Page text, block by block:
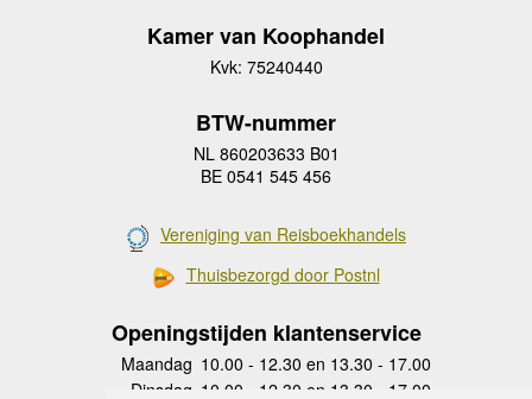
Kamer van Koophandel
Kvk: 75240440
BTW-nummer
NL 860203633 B01
BE 0541 545 456
Vereniging van Reisboekhandels
Thuisbezorgd door Postnl
Openingstijden klantenservice
Maandag 10.00 - 12.30 en 13.30 - 17.00
Dinsdag 10.00 - 12.30 en 13.30 - 17.00